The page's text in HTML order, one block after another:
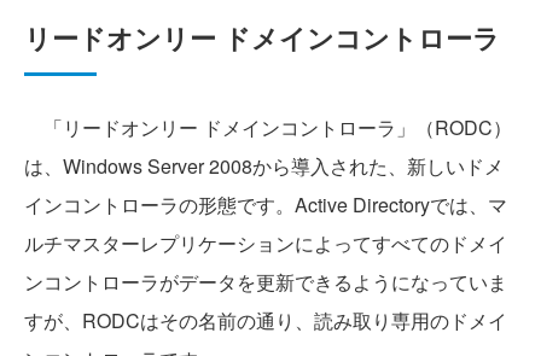
リードオンリー ドメインコントローラ
「リードオンリー ドメインコントローラ」（RODC）
は、Windows Server 2008から導入された、新しいドメ
インコントローラの形態です。Active Directoryでは、マ
ルチマスターレプリケーションによってすべてのドメイ
ンコントローラがデータを更新できるようになっていま
すが、RODCはその名前の通り、読み取り専用のドメイ